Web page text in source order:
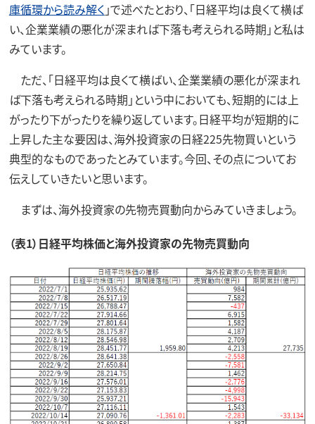
庫循環から読み解く 」で述べたとおり、「日経平均は良くて横ば
い、企業業績の悪化が深まれば下落も考えられる時期」と私は
みています。
ただ、「日経平均は良くて横ばい、企業業績の悪化が深まれ
ば下落も考えられる時期」という中においても、短期的には上
がったり下がったりを繰り返しています。日経平均が短期的に
上昇した主な要因は、海外投資家の日経225先物買いという
典型的なものであったとみています。今回、その点についてお
伝えしていきたいと思います。
まずは、海外投資家の先物売買動向からみていきましょう。
（表1）日経平均株価と海外投資家の先物売買動向